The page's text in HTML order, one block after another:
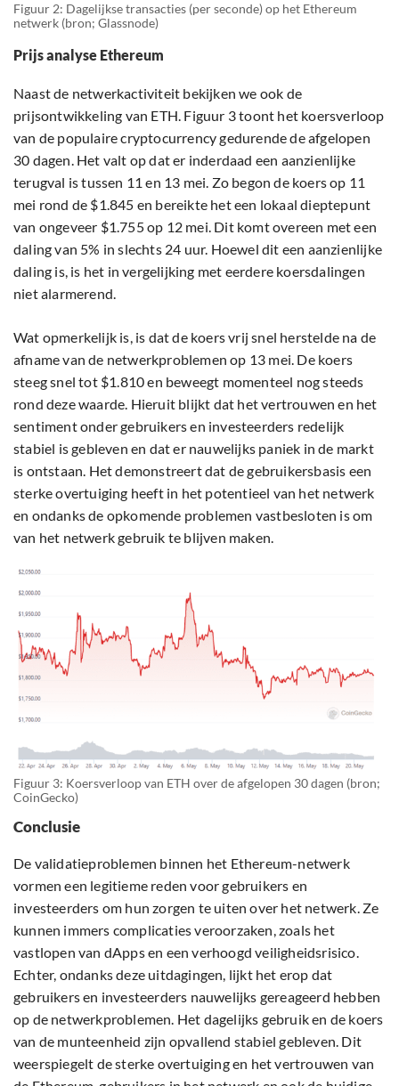
Figuur 2: Dagelijkse transacties (per seconde) op het Ethereum
netwerk (bron; Glassnode)
Prijs analyse Ethereum
Naast de netwerkactiviteit bekijken we ook de
prijsontwikkeling van ETH. Figuur 3 toont het koersverloop
van de populaire cryptocurrency gedurende de afgelopen
30 dagen. Het valt op dat er inderdaad een aanzienlijke
terugval is tussen 11 en 13 mei. Zo begon de koers op 11
mei rond de $1.845 en bereikte het een lokaal dieptepunt
van ongeveer $1.755 op 12 mei. Dit komt overeen met een
daling van 5% in slechts 24 uur. Hoewel dit een aanzienlijke
daling is, is het in vergelijking met eerdere koersdalingen
niet alarmerend.
Wat opmerkelijk is, is dat de koers vrij snel herstelde na de
afname van de netwerkproblemen op 13 mei. De koers
steeg snel tot $1.810 en beweegt momenteel nog steeds
rond deze waarde. Hieruit blijkt dat het vertrouwen en het
sentiment onder gebruikers en investeerders redelijk
stabiel is gebleven en dat er nauwelijks paniek in de markt
is ontstaan. Het demonstreert dat de gebruikersbasis een
sterke overtuiging heeft in het potentieel van het netwerk
en ondanks de opkomende problemen vastbesloten is om
van het netwerk gebruik te blijven maken.
Figuur 3: Koersverloop van ETH over de afgelopen 30 dagen (bron;
CoinGecko)
Conclusie
De validatieproblemen binnen het Ethereum-netwerk
vormen een legitieme reden voor gebruikers en
investeerders om hun zorgen te uiten over het netwerk. Ze
kunnen immers complicaties veroorzaken, zoals het
vastlopen van dApps en een verhoogd veiligheidsrisico.
Echter, ondanks deze uitdagingen, lijkt het erop dat
gebruikers en investeerders nauwelijks gereageerd hebben
op de netwerkproblemen. Het dagelijks gebruik en de koers
van de munteenheid zijn opvallend stabiel gebleven. Dit
weerspiegelt de sterke overtuiging en het vertrouwen van